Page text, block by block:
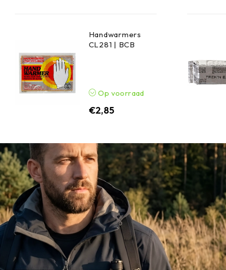
Handwarmers
CL281 | BCB
Op voorraad
€2,85